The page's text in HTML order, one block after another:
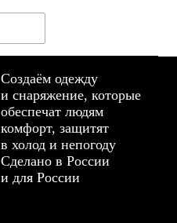
Создаём одежду
и снаряжение, которые
обеспечат людям
комфорт, защитят
в холод и непогоду
Сделано в России
и для России